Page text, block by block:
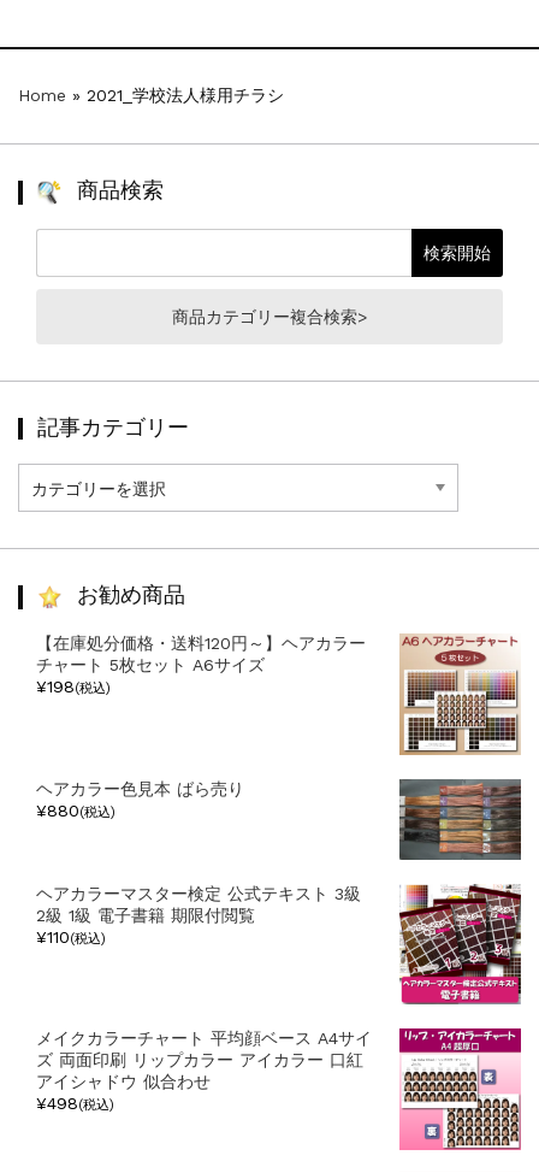
Home » 2021_学校法人様用チラシ
商品検索
商品カテゴリー複合検索>
記事カテゴリー
事
カ
お勧め商品
【在庫処分価格・送料120円～】ヘアカラー
チャート 5枚セット A6サイズ
¥198(税込)
ヘアカラー色見本 ばら売り
¥880(税込)
ヘアカラーマスター検定 公式テキスト 3級
2級 1級 電子書籍 期限付閲覧
¥110(税込)
メイクカラーチャート 平均顔ベース A4サイ
ズ 両面印刷 リップカラー アイカラー 口紅
アイシャドウ 似合わせ
¥498(税込)